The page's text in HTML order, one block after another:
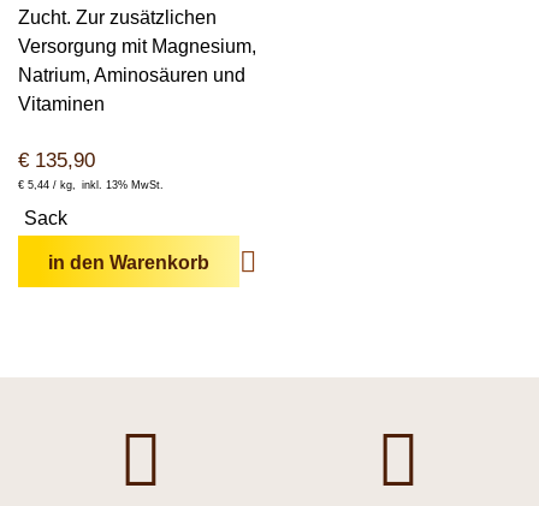
Zucht. Zur zusätzlichen
Versorgung mit Magnesium,
Natrium, Aminosäuren und
Vitaminen
€ 135,90
€ 5,44 / kg inkl. 13% MwSt.
Sack
in den Warenkorb
 